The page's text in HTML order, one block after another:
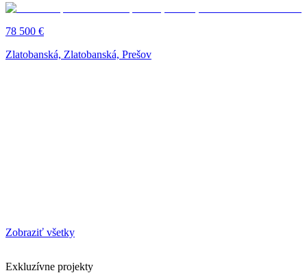
78 500 €
Zlatobanská, Zlatobanská, Prešov
Zobraziť všetky
Exkluzívne projekty